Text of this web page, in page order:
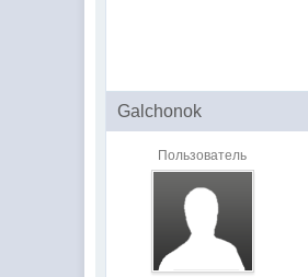
Galchonok
Пользователь